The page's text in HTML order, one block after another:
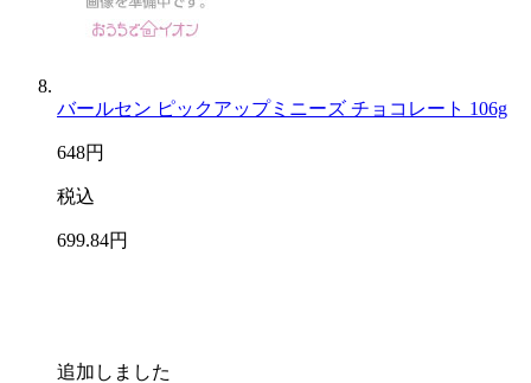
バールセン ピックアップミニーズ チョコレート 106g
648円
税込
699.84円
追加しました